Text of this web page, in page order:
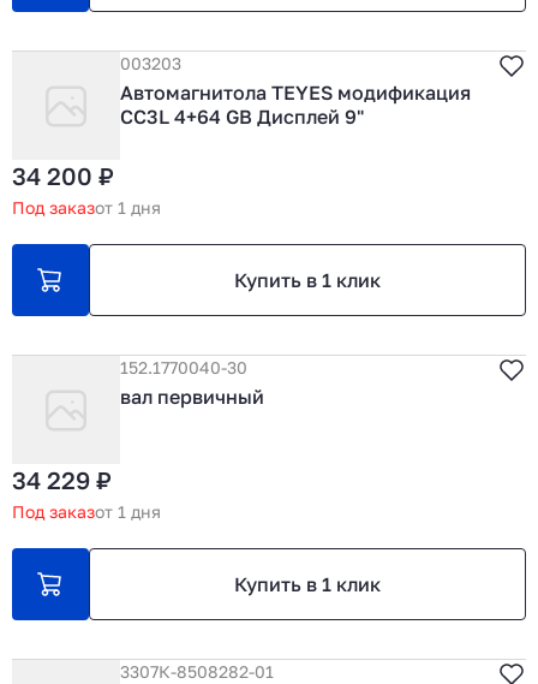
003203
Автомагнитола TEYES модификация
CC3L 4+64 GB Дисплей 9"
34 200 ₽
Под заказот 1 дня
Купить в 1 клик
152.1770040-30
вал первичный
34 229 ₽
Под заказот 1 дня
Купить в 1 клик
3307К-8508282-01